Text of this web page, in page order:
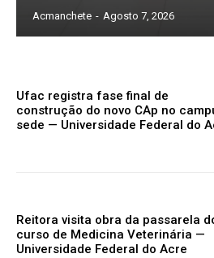
Acmanchete - Agosto 7, 2026
Ufac registra fase final de
construção do novo CAp no
sede — Universidade Federal do
Reitora visita obra da passarela
curso de Medicina Veterinária —
Universidade Federal do Acre